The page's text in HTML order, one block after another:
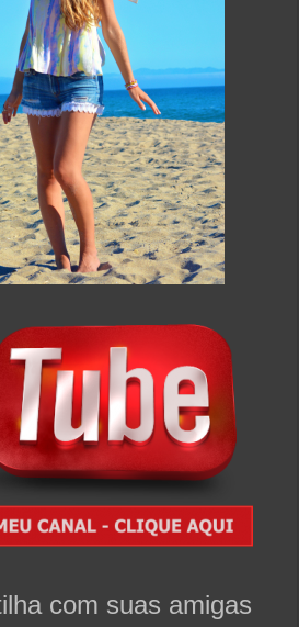
com suas amigas